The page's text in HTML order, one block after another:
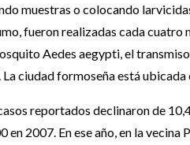
muestras o colocando
fueron realizadas cada
Aedes aegypti, el
La ciudad formoseña está
reportados declinaron de
en 2007. En ese año, en la